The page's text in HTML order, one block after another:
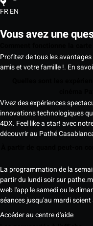
FREN
Vous avez une
Profitez de tous les
amis et votre famille !. En
Vivez des expériences
innovations technologiques
4DX. Feel like a star! avec
découvrir au Pathé
La programmation de la
partir du lundi soir sur
web l'app le samedi ou le
séances jusqu'au mardi
Accéder au centre d'aide